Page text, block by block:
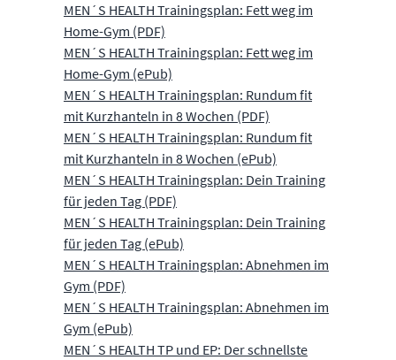
MEN´S HEALTH Trainingsplan: Fett weg im
Home-Gym (PDF)
MEN´S HEALTH Trainingsplan: Fett weg im
Home-Gym (ePub)
MEN´S HEALTH Trainingsplan: Rundum fit
mit Kurzhanteln in 8 Wochen (PDF)
MEN´S HEALTH Trainingsplan: Rundum fit
mit Kurzhanteln in 8 Wochen (ePub)
MEN´S HEALTH Trainingsplan: Dein Training
für jeden Tag (PDF)
MEN´S HEALTH Trainingsplan: Dein Training
für jeden Tag (ePub)
MEN´S HEALTH Trainingsplan: Abnehmen im
Gym (PDF)
MEN´S HEALTH Trainingsplan: Abnehmen im
Gym (ePub)
MEN´S HEALTH TP und EP: Der schnellste